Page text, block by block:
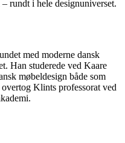
rundt i hele designuniverset.
med moderne dansk
Han studerede ved Kaare
møbeldesign både som
Klints professorat ved